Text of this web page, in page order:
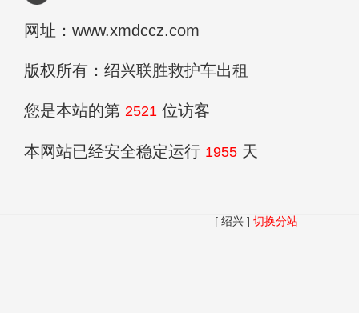
网址：www.xmdccz.com
版权所有：绍兴联胜救护车出租
您是本站的第 2521 位访客
本网站已经安全稳定运行 1955 天
[ 绍兴 ] 切换分站